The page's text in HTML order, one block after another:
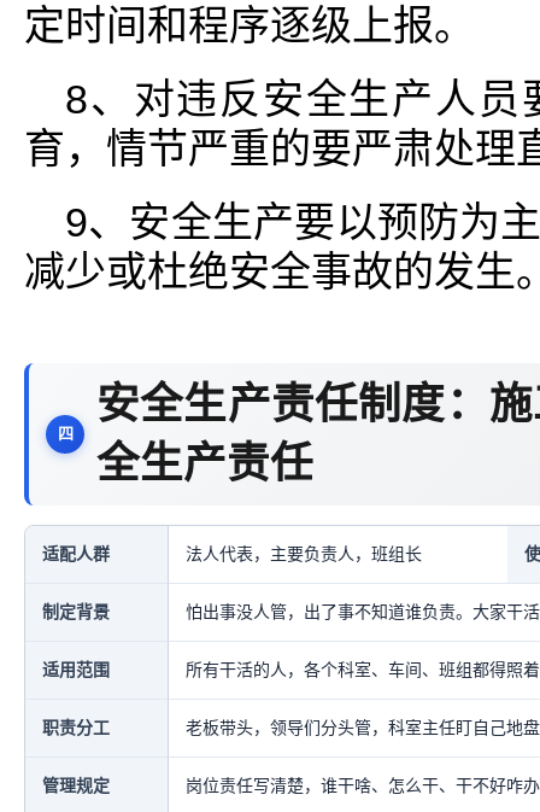
定时间和程序逐级上报。
8、对违反安全生产人员
育，情节严重的要严肃处理
9、安全生产要以预防为
减少或杜绝安全事故的发生
安全生产责任制度：
全生产责任
适配人群 法人代表，主要负责人，班组长
制定背景 怕出事没人管，出了事不知道谁负责。大家干
适用范围 所有干活的人，各个科室、车间、班组都得照
职责分工 老板带头，领导们分头管，科室主任盯自己地
管理规定 岗位责任写清楚，谁干啥、怎么干、干不好咋